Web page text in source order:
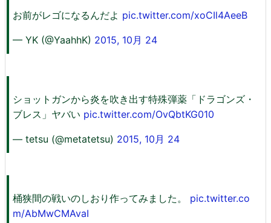
お前がレゴになるんだよ pic.twitter.com/xoCIl4AeeB
— YK (@YaahhK) 2015, 10月 24
ショットガンから炎を吹き出す特殊弾薬「ドラゴンズ・
ブレス」ヤバい pic.twitter.com/OvQbtKG010
— tetsu (@metatetsu) 2015, 10月 24
桶狭間の戦いのしおり作ってみました。 pic.twitter.co
m/AbMwCMAvaI